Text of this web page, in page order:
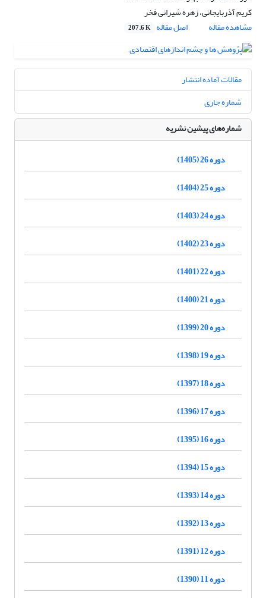
کریم آذربایجانی، زهره شیرانی فخر
مشاهده مقاله
اصل مقاله 207.6 K
مقالات آماده انتشار
شماره جاری
شماره‌های پیشین نشریه
دوره 26 (1405)
دوره 25 (1404)
دوره 24 (1403)
دوره 23 (1402)
دوره 22 (1401)
دوره 21 (1400)
دوره 20 (1399)
دوره 19 (1398)
دوره 18 (1397)
دوره 17 (1396)
دوره 16 (1395)
دوره 15 (1394)
دوره 14 (1393)
دوره 13 (1392)
دوره 12 (1391)
دوره 11 (1390)